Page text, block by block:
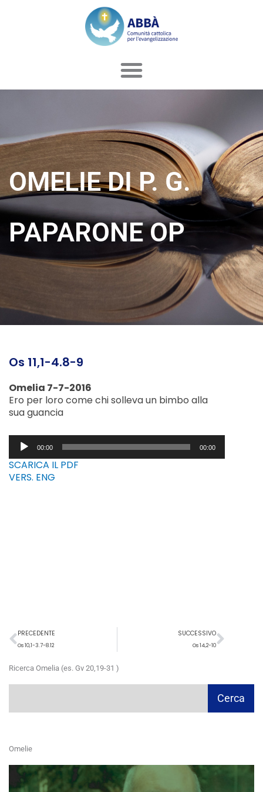
OMELIE DI P. G.
PAPARONE OP
Os 11,1-4.8-9
Omelia 7-7-2016
Ero per loro come chi solleva un bimbo alla
sua guancia
Audio
Player00:00 00:00
SCARICA IL PDF
VERS. ENG
Precedente
PRECEDENTE
Os 10,1-3.7-8.12
SUCCESSIVO
Os 14,2-10
Ricerca Omelia (es. Gv 20,19-31 )
Cerca
Omelie